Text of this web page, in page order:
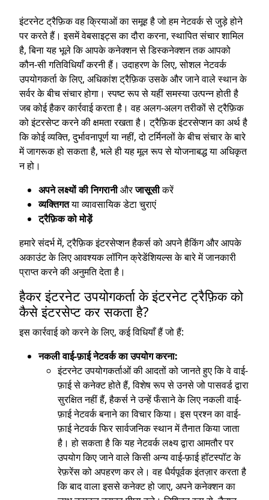
इंटरनेट ट्रैफ़िक वह क्रियाओं का समूह है जो हम नेटवर्क से जुड़े होने
पर करते हैं। इसमें वेबसाइट्स का दौरा करना, स्थापित संचार शामिल
है, बिना यह भूले कि आपके कनेक्शन से डिस्कनेक्शन तक आपको
कौन-सी गतिविधियाँ करनी हैं। उदाहरण के लिए, सोशल नेटवर्क
उपयोगकर्ता के लिए, अधिकांश ट्रैफ़िक उसके और जाने वाले स्थान के
सर्वर के बीच संचार होगा। स्पष्ट रूप से यहीं समस्या उत्पन्न होती है
जब कोई हैकर कार्रवाई करता है। वह अलग-अलग तरीकों से ट्रैफ़िक
को इंटरसेप्ट करने की क्षमता रखता है। ट्रैफ़िक इंटरसेप्शन का अर्थ है
कि कोई व्यक्ति, दुर्भावनापूर्ण या नहीं, दो टर्मिनलों के बीच संचार के बारे
में जागरूक हो सकता है, भले ही यह मूल रूप से योजनाबद्ध या अधिकृत
न हो।
अपने लक्ष्यों की निगरानीऔरजासूसीकरें
व्यक्तिगतया व्यावसायिक डेटा चुराएं
ट्रैफ़िक को मोड़ें
हमारे संदर्भ में, ट्रैफ़िक इंटरसेप्शन हैकर्स को अपने हैकिंग और आपके
अकाउंट के लिए आवश्यक लॉगिन क्रेडेंशियल्स के बारे में जानकारी
प्राप्त करने की अनुमति देता है।
हैकर इंटरनेट उपयोगकर्ता के इंटरनेट ट्रैफ़िक को
कैसे इंटरसेप्ट कर सकता है?
इस कार्रवाई को करने के लिए, कई विधियाँ हैं जो हैं:
नकली वाई-फ़ाई नेटवर्क का उपयोग करना:
इंटरनेट उपयोगकर्ताओं की आदतों को जानते हुए कि वे वाई-
फ़ाई से कनेक्ट होते हैं, विशेष रूप से उनसे जो पासवर्ड द्वारा
सुरक्षित नहीं हैं, हैकर्स ने उन्हें फँसाने के लिए नकली वाई-
फ़ाई नेटवर्क बनाने का विचार किया। इस प्रश्न का वाई-
फ़ाई नेटवर्क फिर सार्वजनिक स्थान में तैनात किया जाता
है। हो सकता है कि यह नेटवर्क लक्ष्य द्वारा आमतौर पर
उपयोग किए जाने वाले किसी अन्य वाई-फ़ाई हॉटस्पॉट के
रेफ़रेंस को अपहरण कर ले। वह धैर्यपूर्वक इंतज़ार करता है
कि बाद वाला इससे कनेक्ट हो जाए, अपने कनेक्शन का